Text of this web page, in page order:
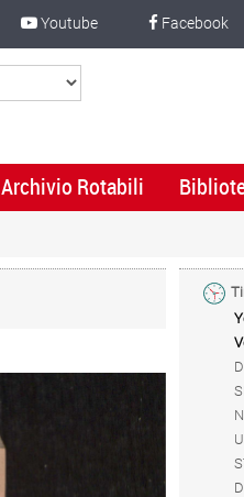
Facebook
Youtube
Archivio Rotabili